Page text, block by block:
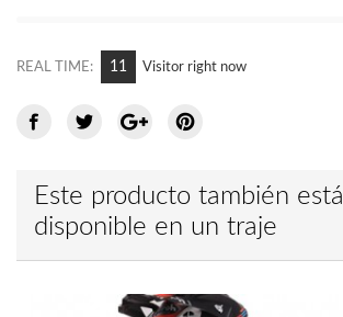
REAL TIME: 10 Visitor right now
Este producto también está
disponible en un traje